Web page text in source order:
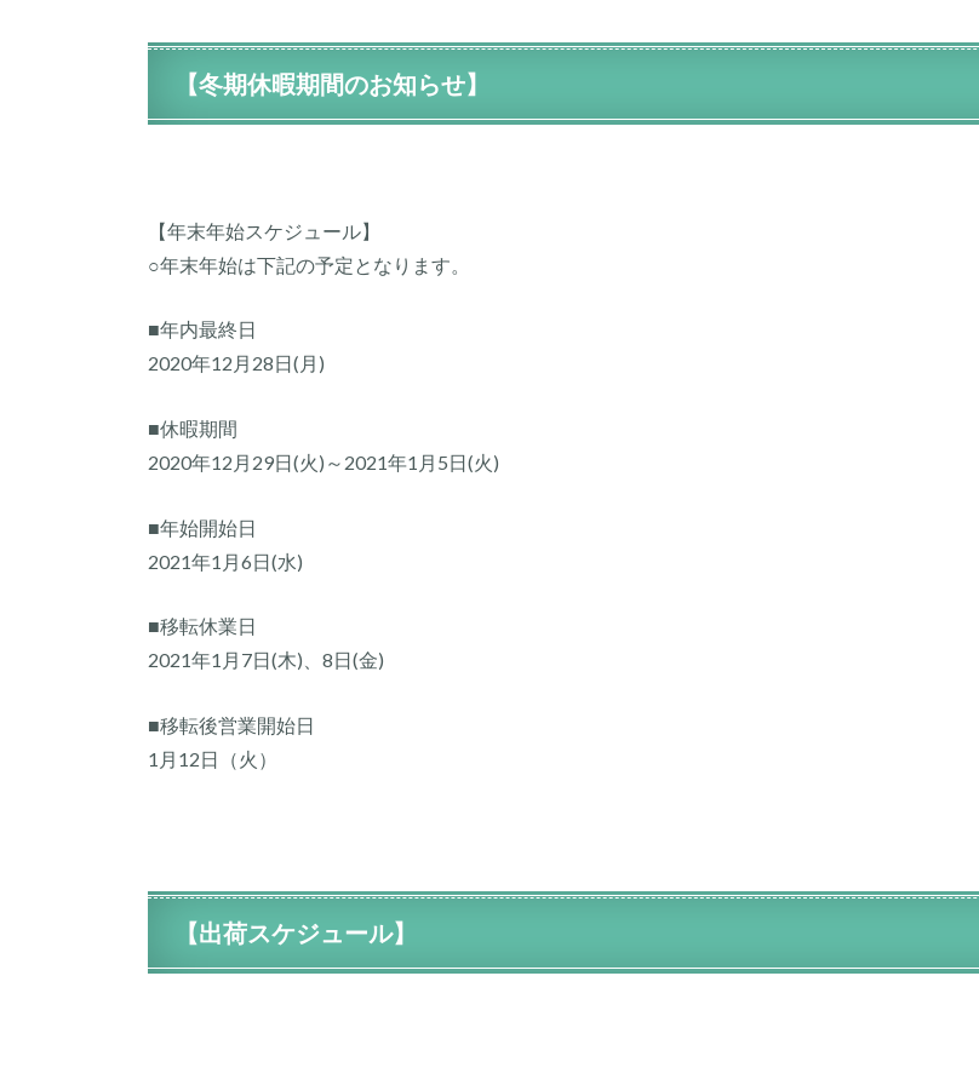
【冬期休暇期間のお知らせ】
【年末年始スケジュール】
○年末年始は下記の予定となります。
■年内最終日
2020年12月28日(月)
■休暇期間
2020年12月29日(火)～2021年1月5日(火)
■年始開始日
2021年1月6日(水)
■移転休業日
2021年1月7日(木)、8日(金)
■移転後営業開始日
1月12日（火）
【出荷スケジュール】